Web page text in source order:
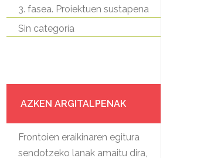
3. fasea. Proiektuen sustapena
Sin categoría
AZKEN ARGITALPENAK
Frontoien eraikinaren egitura
sendotzeko lanak amaitu dira,